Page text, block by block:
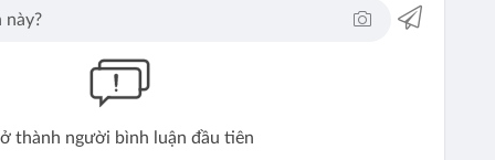
thành người bình luận đầu tiên